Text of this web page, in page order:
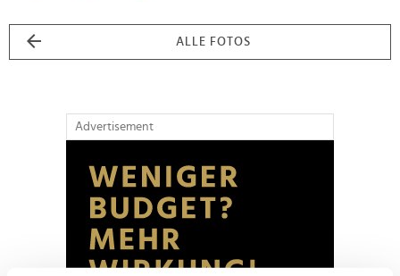
ALLE FOTOS
Advertisement